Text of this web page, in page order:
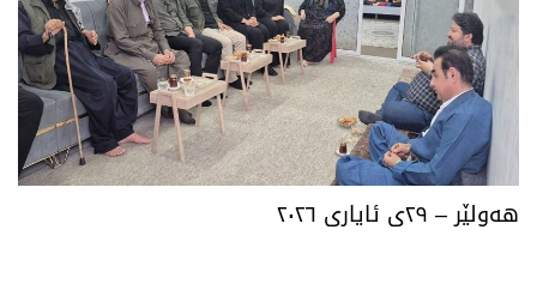
​هەولێر – ٢٩ی ئایاری ٢٠٢٦